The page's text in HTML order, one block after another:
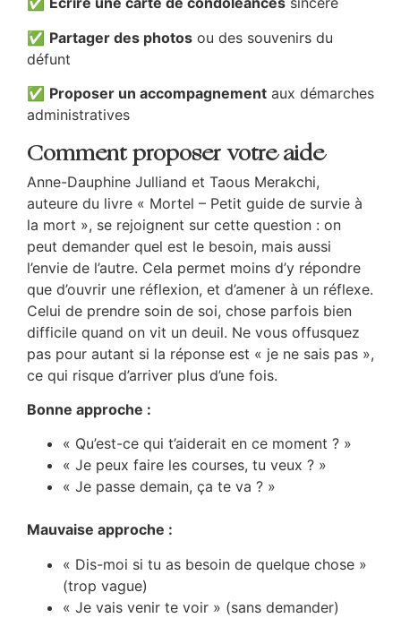
✅ Partager des photos ou des souvenirs du
défunt
✅ Proposer un accompagnement aux démarches
administratives
Comment proposer votre aide
Anne-Dauphine Julliand et Taous Merakchi,
auteure du livre « Mortel – Petit guide de survie à
la mort », se rejoignent sur cette question : on
peut demander quel est le besoin, mais aussi
l’envie de l’autre. Cela permet moins d’y répondre
que d’ouvrir une réflexion, et d’amener à un réflexe.
Celui de prendre soin de soi, chose parfois bien
difficile quand on vit un deuil. Ne vous offusquez
pas pour autant si la réponse est « je ne sais pas »,
ce qui risque d’arriver plus d’une fois.
Bonne approche :
« Qu’est-ce qui t’aiderait en ce moment ? »
« Je peux faire les courses, tu veux ? »
« Je passe demain, ça te va ? »
Mauvaise approche :
« Dis-moi si tu as besoin de quelque chose »
(trop vague)
« Je vais venir te voir » (sans demander)